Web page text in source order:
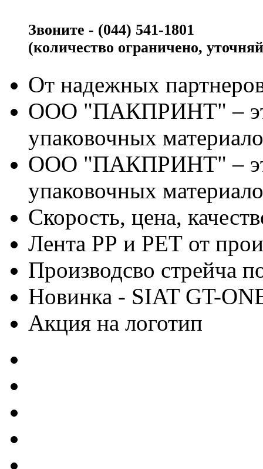
Звоните - (044) 541-1801
(количество ограничено,
От надежных
ООО "ПАКПРИНТ" –
упаковочных
ООО "ПАКПРИНТ" –
упаковочных
Скорость, цена,
Лента РР и РЕТ от
Производсво стрейча
Новинка - SIAT GT-
Акция на логотип